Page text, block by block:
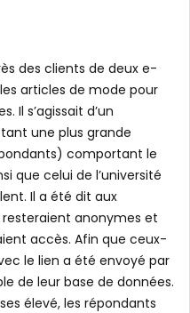
des clients de deux e-
articles de mode pour
Il s’agissait d’un
une plus grande
comportant le
que celui de l’université
Il a été dit aux
anonymes et
accès. Afin que ceux-
le lien a été envoyé par
de leur base de données.
élevé, les répondants